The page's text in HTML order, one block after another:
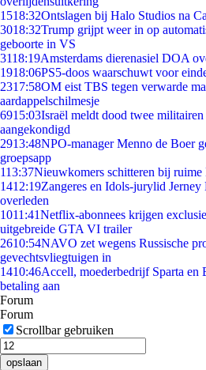
1518:32Ontslagen bij Halo Studios na
3018:32Trump grijpt weer in op
geboorte in VS
3118:19Amsterdams dierenasiel DOA
1918:06PS5-doos waarschuwt voor
2317:58OM eist TBS tegen verwarde
aardappelschilmesje
6915:03Israël meldt dood twee
aangekondigd
2913:48NPO-manager Menno de Boer
groepsapp
113:37Nieuwkomers schitteren bij ruime
1412:19Zangeres en Idols-jurylid
overleden
1011:41Netflix-abonnees krijgen
uitgebreide GTA VI trailer
2610:54NAVO zet wegens Russische
gevechtsvliegtuigen in
1410:46Accell, moederbedrijf Sparta en
betaling aan
Forum
Forum
Scrollbar gebruiken
opslaan